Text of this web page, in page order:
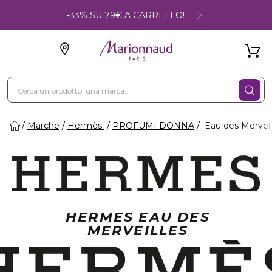
-33% SU 79€ A CARRELLO!
Marche Hermès PROFUMI DONNA Eau des
HERMES EAU DES
MERVEILLES